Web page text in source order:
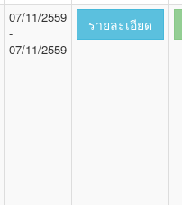
07/11/2559
-
07/11/2559
รายละเอียด